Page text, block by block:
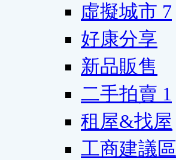
虛擬城市 7
好康分享
新品販售
二手拍賣 1
租屋&找屋
工商建議區